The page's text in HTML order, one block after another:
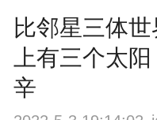
比邻星三体
上有三个太
辛